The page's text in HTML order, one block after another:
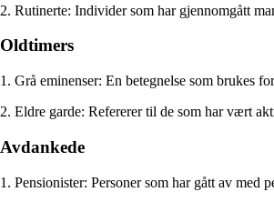
2. Rutinerte: Individer som har gjennomgått
Oldtimers
1. Grå eminenser: En betegnelse som brukes
2. Eldre garde: Refererer til de som har vært
Avdankede
1. Pensionister: Personer som har gått av med